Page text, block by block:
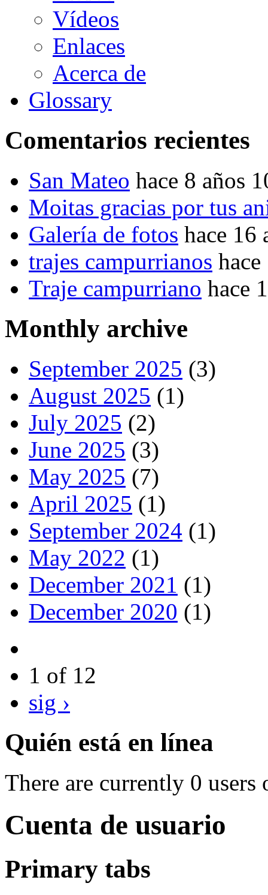
Vídeos
Enlaces
Acerca de
Glossary
Comentarios recientes
San Mateo hace 8 años
Moitas gracias por tus
Galería de fotos hace 16
trajes campurrianos
Traje campurriano hace
Monthly archive
September 2025 (3)
August 2025 (1)
July 2025 (2)
June 2025 (3)
May 2025 (7)
April 2025 (1)
September 2024 (1)
May 2022 (1)
December 2021 (1)
December 2020 (1)
1 of 12
sig ›
Quién está en línea
There are currently 0 users
Cuenta de usuario
Primary tabs